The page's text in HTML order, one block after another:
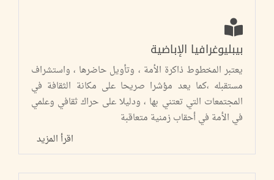
بيبليوغرافيا الإباضية
يعتبر المخطوط ذاكرة الأمة ، وتأويل حاضرها ، واستشراف
مستقبله ،كما يعد مؤشرا صريحا على مكانة الثقافة في
المجتمعات التي تعتني بها ، ودليلا على حراك ثقافي وعلمي
في الأمة في أحقاب زمنية متعاقبة
اقرأ المزيد